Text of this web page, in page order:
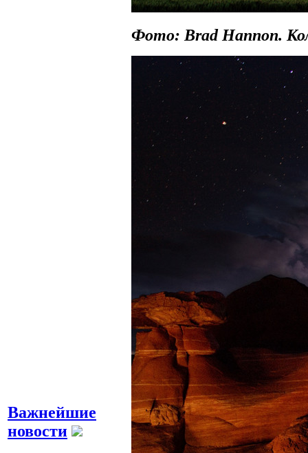
Важнейшие
новости
Фото: Brad Hannon.